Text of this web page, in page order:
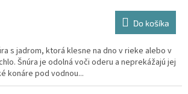
Do košíka
s jadrom, ktorá klesne na dno v rieke alebo v
Šnúra je odolná voči oderu a neprekážajú jej
konáre pod vodnou...